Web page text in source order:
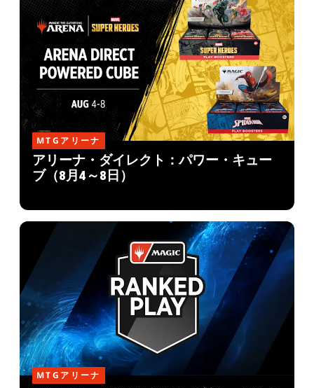
MTGアリーナ
アリーナ・ダイレクト：パワー・キュー
ブ（8月4～8日）
MTGアリーナ